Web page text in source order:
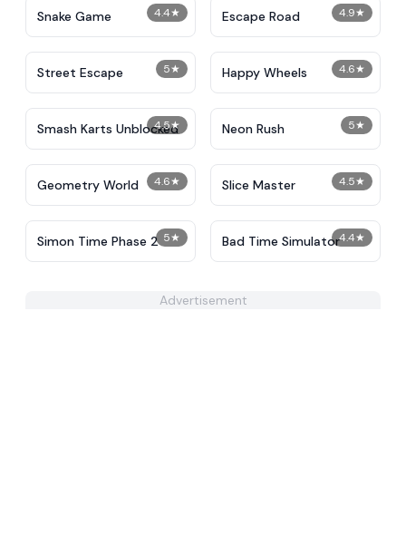
4.4★
Snake Game 4.9★
Escape Road
5★
Street Escape 4.6★
Happy Wheels
4.5★
Smash Karts Unblocked 5★
Neon Rush
4.6★
Geometry World 4.5★
Slice Master
5★
Simon Time Phase 2 4.4★
Bad Time Simulator
Advertisement